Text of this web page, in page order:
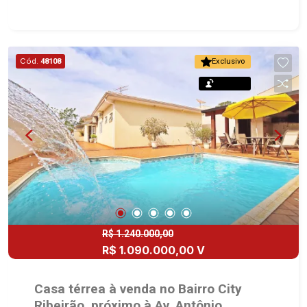
serviço - Varanda gourmet com churrasqueira -
Piscina - Quintal - Corredor lateral - Jardim - 3
vagas gaveta Martinelli Imobiliária, referência no
mercado imobiliário desde 2000. Especialistas
em Venda, Locação e Lançamentos! Avenida
João Fiúsa, 1051 - Alto da Boa Vista | Ribeirão
Preto.
Exclusivo
Cód. 48108
R$ 1.240.000,00
R$ 1.090.000,00 V
Casa térrea à venda no Bairro City